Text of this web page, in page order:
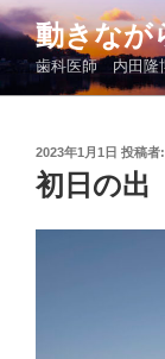
コ
ン
テ
ン
動きなが
歯科医師 内田隆
投
稿
日:
2023年1月1日 投稿者:
初日の出